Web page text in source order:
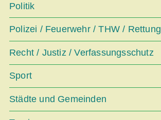
Politik
Polizei / Feuerwehr / THW / Rettung
Recht / Justiz / Verfassungsschutz
Sport
Städte und Gemeinden